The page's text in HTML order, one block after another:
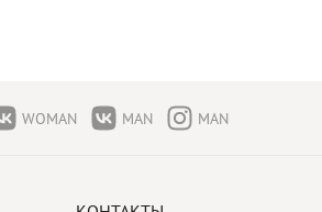
WOMAN MAN MAN